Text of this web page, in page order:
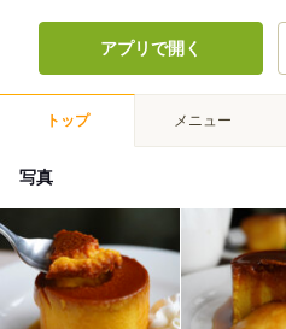
アプリで開く
トップ メニュー
写真